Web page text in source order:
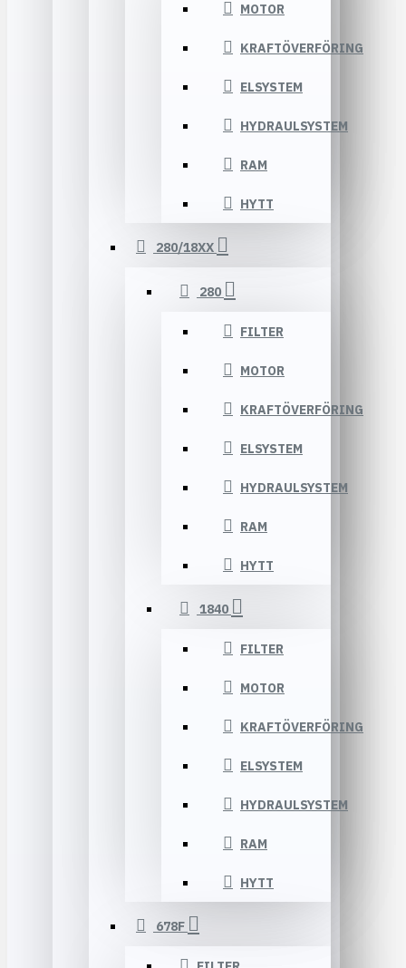
MOTOR
KRAFTÖVERFÖRING
ELSYSTEM
HYDRAULSYSTEM
RAM
HYTT
280/18XX
280
FILTER
MOTOR
KRAFTÖVERFÖRING
ELSYSTEM
HYDRAULSYSTEM
RAM
HYTT
1840
FILTER
MOTOR
KRAFTÖVERFÖRING
ELSYSTEM
HYDRAULSYSTEM
RAM
HYTT
678F